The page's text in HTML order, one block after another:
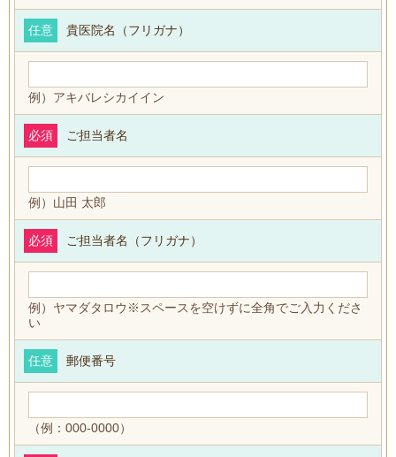
貴医院名（フリガナ）
任意
例）アキバレシカイイン
ご担当者名
必須
例）山田 太郎
ご担当者名（フリガナ）
必須
例）ヤマダタロウ※スペースを空けずに全角でご入力くださ
い
郵便番号
任意
（例：000-0000）